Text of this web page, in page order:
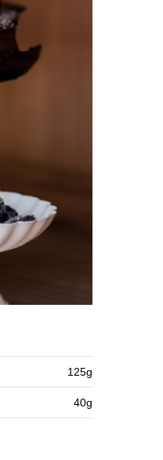
125g
40g